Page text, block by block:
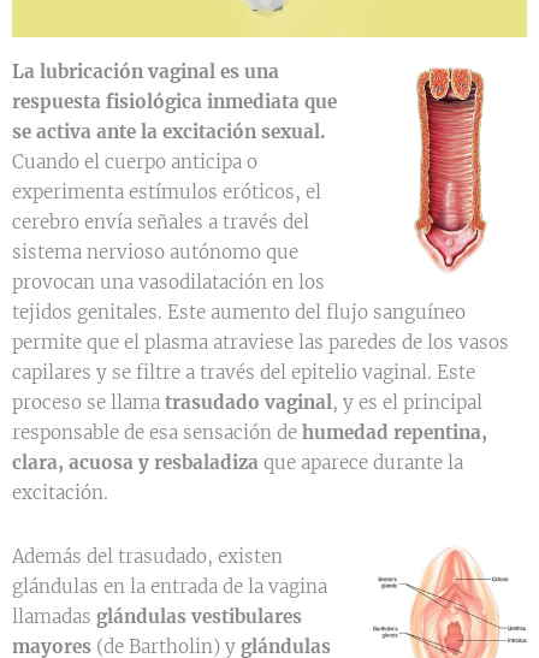
La lubricación vaginal es una
respuesta fisiológica inmediata que
se activa ante la excitación sexual.
Cuando el cuerpo anticipa o
experimenta estímulos eróticos, el
cerebro envía señales a través del
sistema nervioso autónomo que
provocan una vasodilatación en los
tejidos genitales. Este aumento del flujo sanguíneo
permite que el plasma atraviese las paredes de los vasos
capilares y se filtre a través del epitelio vaginal. Este
proceso se llama trasudado vaginal, y es el principal
responsable de esa sensación de humedad repentina,
clara, acuosa y resbaladiza que aparece durante la
excitación.
Además del trasudado, existen
glándulas en la entrada de la vagina
llamadas glándulas vestibulares
mayores (de Bartholin) y glándulas